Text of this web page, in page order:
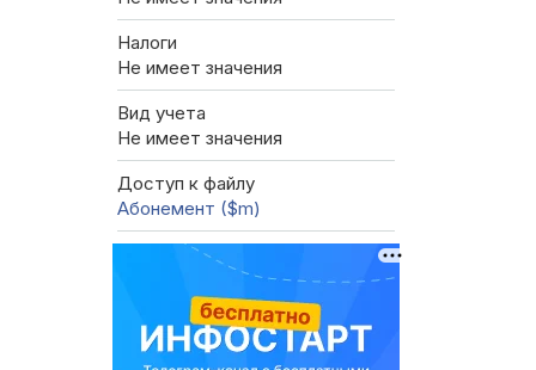
Налоги
Не имеет значения
Вид учета
Не имеет значения
Доступ к файлу
Абонемент ($m)